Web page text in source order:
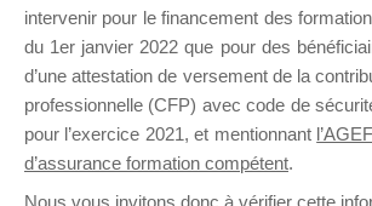
Ce groupe est destiné aux
Formation qui souhaitent répondre à
Propositions Mallette du Dirigeant.
intervenir pour le financement des
du 1er janvier 2022 que pour des
d’une attestation de versement de la
professionnelle (CFP) avec code de
pour l’exercice 2021, et mentionnant
d’assurance formation compétent.
Nous vous invitons donc à vérifier cette